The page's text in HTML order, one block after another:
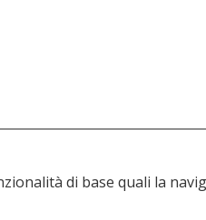
di base quali la